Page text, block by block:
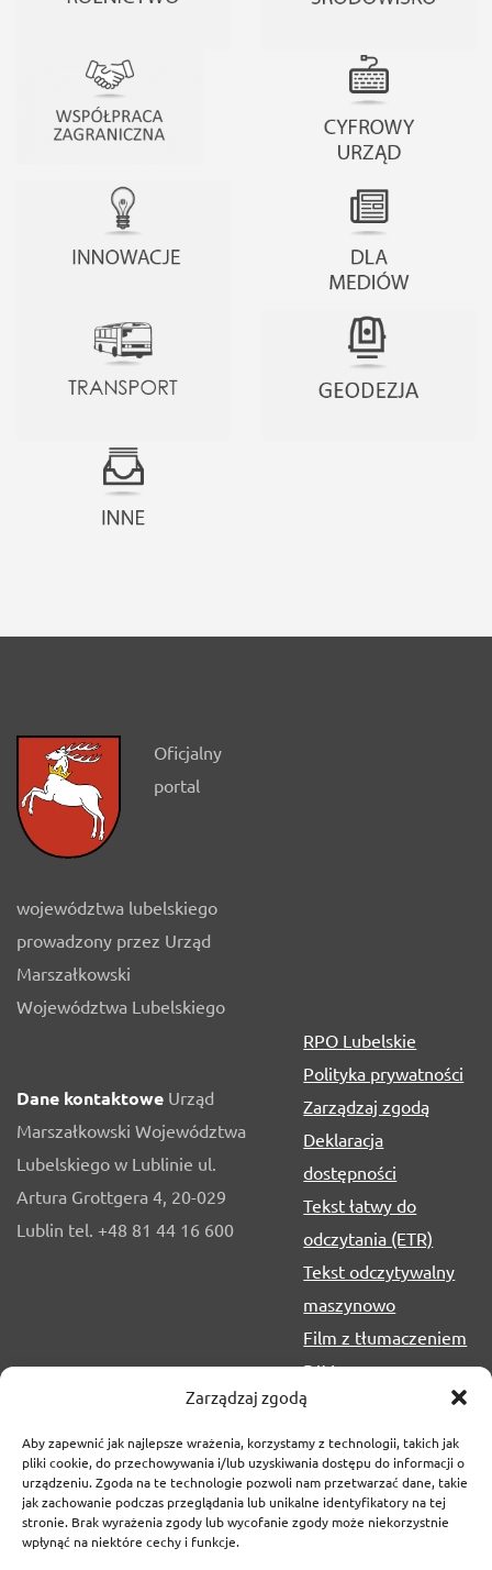
Zarządzaj zgodą
Aby zapewnić jak najlepsze wrażenia, korzystamy z technologii, takich jak
pliki cookie, do przechowywania i/lub uzyskiwania dostępu do informacji o
urządzeniu. Zgoda na te technologie pozwoli nam przetwarzać dane, takie
jak zachowanie podczas przeglądania lub unikalne identyfikatory na tej
stronie. Brak wyrażenia zgody lub wycofanie zgody może niekorzystnie
wpłynąć na niektóre cechy i funkcje.
Oficjalny
portal
województwa lubelskiego
prowadzony przez Urząd
Marszałkowski
Województwa Lubelskiego
Dane kontaktowe Urząd
Marszałkowski Województwa
Lubelskiego w Lublinie ul.
Artura Grottgera 4, 20-029
Lublin tel. +48 81 44 16 600
RPO Lubelskie
Polityka prywatności
Zarządzaj zgodą
Deklaracja
dostępności
Tekst łatwy do
odczytania (ETR)
Tekst odczytywalny
maszynowo
Film z tłumaczeniem
PJM